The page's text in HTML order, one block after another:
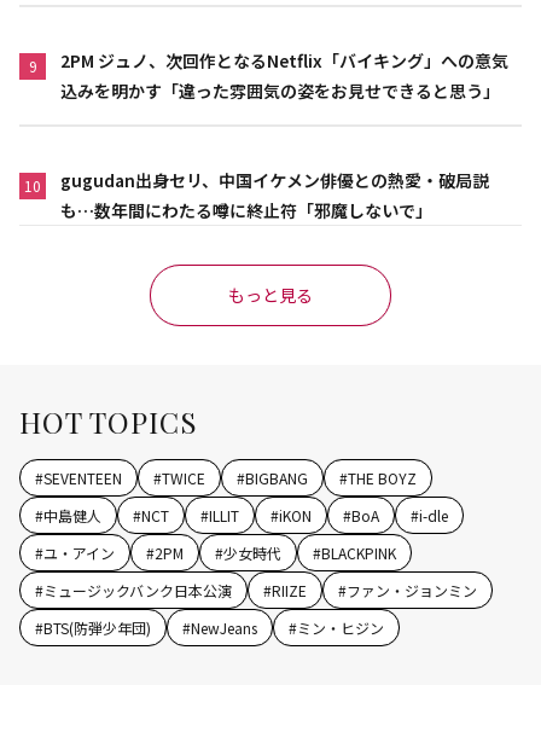
9
2PM ジュノ、次回作となるNetflix「バイキング」への意気
込みを明かす「違った雰囲気の姿をお見せできると思う」
10
gugudan出身セリ、中国イケメン俳優との熱愛・破局説
も…数年間にわたる噂に終止符「邪魔しないで」
もっと見る
HOT TOPICS
#SEVENTEEN #TWICE #BIGBANG #THE BOYZ
#中島健人 #NCT #ILLIT #iKON #BoA #i-dle
#ユ・アイン #2PM #少女時代 #BLACKPINK
#ミュージックバンク日本公演 #RIIZE #ファン・ジョンミン
#BTS(防弾少年団) #NewJeans #ミン・ヒジン